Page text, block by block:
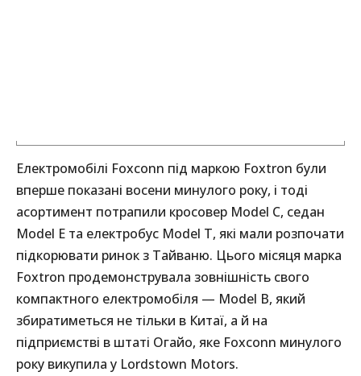
Електромобілі Foxconn під маркою Foxtron були
вперше показані восени минулого року, і тоді
асортимент потрапили кросовер Model C, седан
Model E та електробус Model T, які мали розпочати
підкорювати ринок з Тайваню. Цього місяця марка
Foxtron продемонструвала зовнішність свого
компактного електромобіля — Model B, який
збиратиметься не тільки в Китаї, а й на
підприємстві в штаті Огайо, яке Foxconn минулого
року викупила у Lordstown Motors.